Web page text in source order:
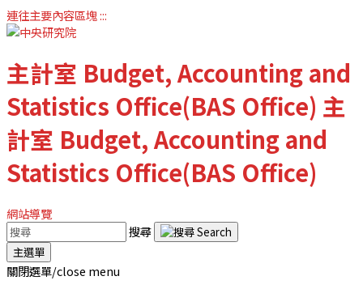
連往主要內容區塊:::
主計室 Budget, Accounting and
Statistics Office(BAS Office) 主
計室 Budget, Accounting and
Statistics Office(BAS Office)
網站導覽
搜尋
主選單
關閉選單/close menu